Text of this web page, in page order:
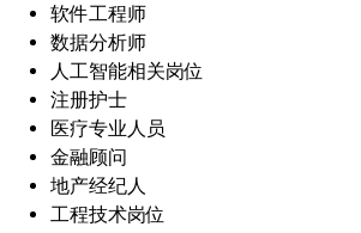
软件工程师
数据分析师
人工智能相关岗位
注册护士
医疗专业人员
金融顾问
地产经纪人
工程技术岗位